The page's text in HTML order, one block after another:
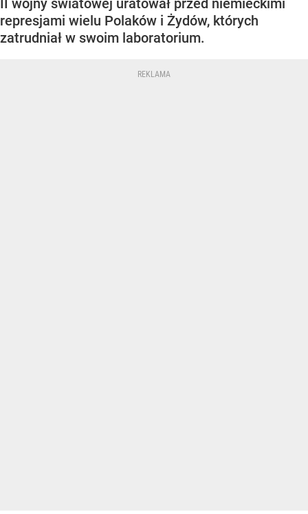
II wojny światowej uratował przed niemieckimi
represjami wielu Polaków i Żydów, których
zatrudniał w swoim laboratorium.